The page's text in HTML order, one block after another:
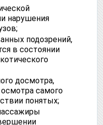
нарушения
подозрений,
в состоянии
досмотра,
самого
понятых;